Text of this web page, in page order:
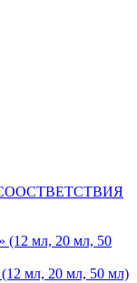
(12 мл, 20 мл, 50
мл, 20 мл, 50 мл)